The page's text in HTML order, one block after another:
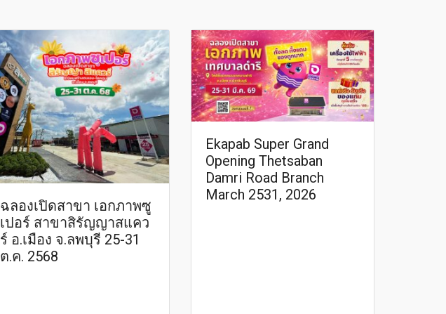
ฉลองเปิดสาขา เอกภาพซู
เปอร์ สาขาสิรัญญาสแคว
ร์ อ.เมือง จ.ลพบุรี 25-31
ต.ค. 2568
Ekapab Super Grand
Opening Thetsaban
Damri Road Branch
March 2531, 2026